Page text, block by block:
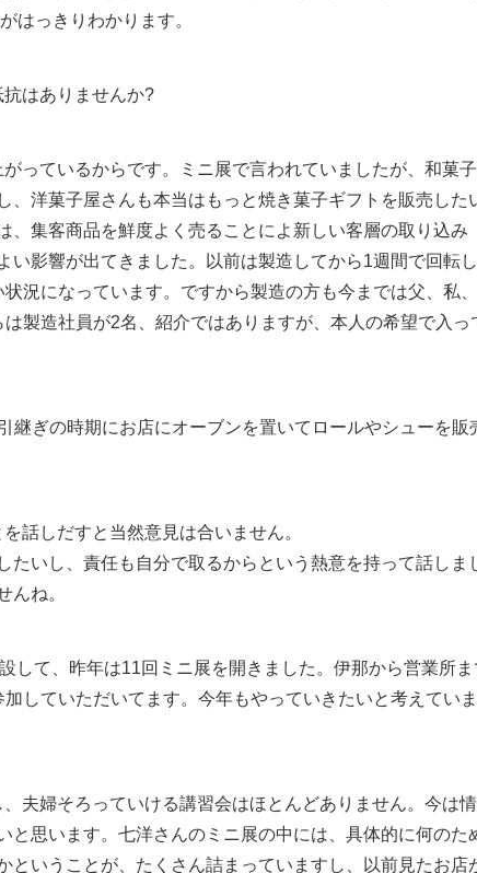
はっきりわかります。
はありませんか?
っているからです。ミニ展で言われていましたが、和菓
洋菓子屋さんも本当はもっと焼き菓子ギフトを販売した
集客商品を鮮度よく売ることによ新しい客層の取り込み
影響が出てきました。以前は製造してから1週間で回転し
況になっています。ですから製造の方も今までは父、私、
製造社員が2名、紹介ではありますが、本人の希望で入っ
ぎの時期にお店にオーブンを置いてロールやシューを販
話しだすと当然意見は合いません。
いし、責任も自分で取るからという熱意を持って話しま
んね。
て、昨年は11回ミニ展を開きました。伊那から営業所ま
していただいてます。今年もやっていきたいと考えていま
夫婦そろっていける講習会はほとんどありません。今は
思います。七洋さんのミニ展の中には、具体的に何のた
いうことが、たくさん詰まっていますし、以前見たお店